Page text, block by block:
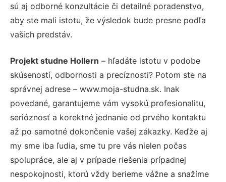
sú aj odborné konzultácie či detailné poradenstvo,
aby ste mali istotu, že výsledok bude presne podľa
vašich predstáv.
Projekt studne Hollern – hľadáte istotu v podobe
skúseností, odbornosti a precíznosti? Potom ste na
správnej adrese – www.moja-studna.sk. Inak
povedané, garantujeme vám vysokú profesionalitu,
serióznosť a korektné jednanie od prvého kontaktu
až po samotné dokončenie vašej zákazky. Keďže aj
my sme iba ľudia, sme tu pre vás nielen počas
spolupráce, ale aj v prípade riešenia prípadnej
nespokojnosti, ktorú vždy berieme vážne a snažíme